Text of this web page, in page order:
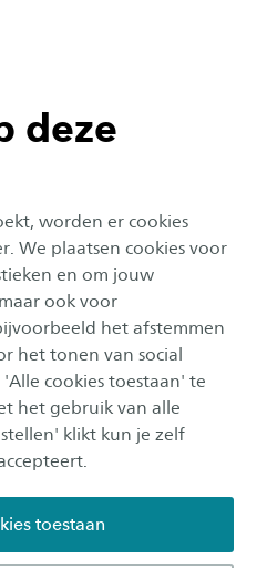
deze
worden er cookies
We plaatsen cookies voor
en om jouw
ook voor
het afstemmen
het tonen van social
cookies toestaan' te
het gebruik van alle
klikt kun je zelf
toestaan
1,2 miljard mensen die
per dag moeten
duurzame
de Verenigde Naties is
van armoede in al
financiële aspecten als
op het leven van
lidstaten aanmoedigen
én te
tot een absoluut